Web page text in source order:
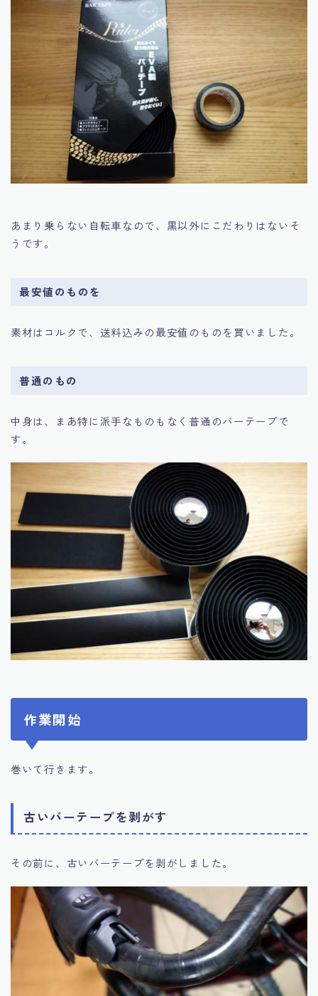
あまり乗らない自転車なので、黒以外にこだわりはないそ
うです。
最安値のものを
素材はコルクで、送料込みの最安値のものを買いました。
普通のもの
中身は、まあ特に派手なものもなく普通のバーテープで
す。
作業開始
巻いて行きます。
古いバーテープを剥がす
その前に、古いバーテープを剥がしました。